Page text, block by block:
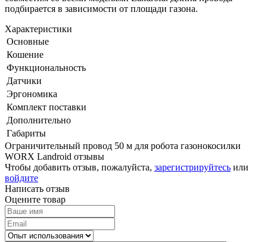
подбирается в зависимости от площади газона.
Характеристики
Основные
Кошение
Функциональность
Датчики
Эргономика
Комплект поставки
Дополнительно
Габариты
Ограничительный провод 50 м для робота газонокосилки
WORX Landroid отзывы
Чтобы добавить отзыв, пожалуйста, зарегистрируйтесь или
войдите
Написать отзыв
Оцените товар